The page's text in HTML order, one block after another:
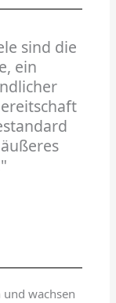
sind die
ein
wachsen